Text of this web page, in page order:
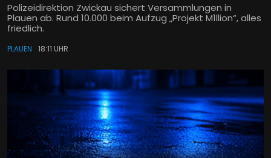
Polizeidirektion Zwickau sichert Versammlungen in
Plauen ab. Rund 10.000 beim Aufzug „Projekt M1llion“, alles
friedlich.
PLAUEN 18:11 UHR